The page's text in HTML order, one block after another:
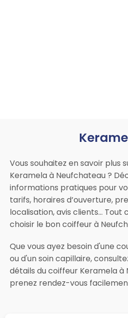
Vous souhaitez en savoir plus
Keramela à Neufchateau ?
informations pratiques pour
tarifs, horaires d’ouverture,
localisation, avis clients… Tout
choisir le bon coiffeur à
Que vous ayez besoin d'une
ou d'un soin capillaire,
détails du coiffeur Keramela à
prenez rendez-vous